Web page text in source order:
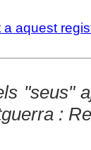
aquest
"seus"
: